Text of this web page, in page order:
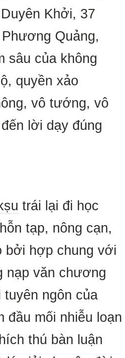
Khởi, 37
Quảng,
sâu của không
quyền xảo
vô tướng, vô
lời dạy đúng
trái lại đi học
tạp, nông cạn,
bởi hợp chung với
nạp văn chương
ngôn của
đầu mối nhiễu loạn
thú bàn luận